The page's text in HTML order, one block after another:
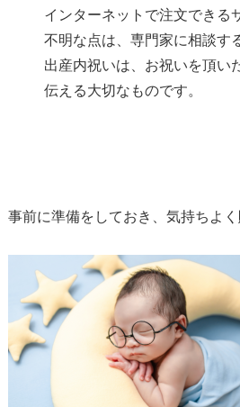
インターネットで注文できる
不明な点は、専門家に相談す
出産内祝いは、お祝いを頂い
伝える大切なものです。
事前に準備をしておき、気持ちよく